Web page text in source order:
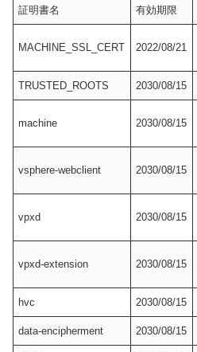
証明書名 有効期限
MACHINE_SSL_CERT 2022/08/21
TRUSTED_ROOTS 2030/08/15
machine 2030/08/15
vsphere-webclient 2030/08/15
vpxd 2030/08/15
vpxd-extension 2030/08/15
hvc 2030/08/15
data-encipherment 2030/08/15